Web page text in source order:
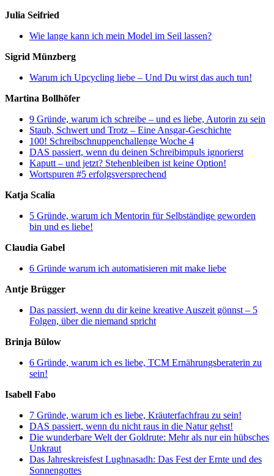
Julia Seifried
Wie lange kann ich mein Model im Seil lassen?
Sigrid Münzberg
Warum ich Upcycling liebe – Und Du wirst das auch tun!
Martina Bollhöfer
9 Gründe, warum ich schreibe – und es liebe, Autorin zu sein
Staub, Schwert und Trotz – Eine Ansgar-Geschichte
100! Schreibschnuppenchallenge Woche 4
DAS passiert, wenn du deinen Schreibimpuls ignorierst
Kaputt – und jetzt? Stehenbleiben ist keine Option!
Wortspuren #5 erfolgsversprechend
Katja Scalia
5 Gründe, warum ich Mentorin für Selbständige geworden
bin und es liebe!
Claudia Gabel
6 Gründe warum ich automatisieren mit make liebe
Antje Brügger
Das passiert, wenn du dir keine kreative Auszeit gönnst – 5
Folgen, über die niemand spricht
Brinja Bülow
6 Gründe, warum ich es liebe, TCM Ernährungsberaterin zu
sein!
Isabell Fabo
7 Gründe, warum ich es liebe, Kräuterfachfrau zu sein!
DAS passiert, wenn du nicht raus in die Natur gehst!
Die wunderbare Welt der Goldrute: Mehr als nur ein hübsches
Unkraut
Das Jahreskreisfest Lughnasadh: Das Fest der Ernte und des
Sonnengottes